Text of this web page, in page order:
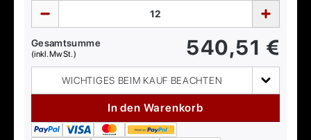
Gesamtsumme
(inkl. MwSt.) 540,51 €
WICHTIGES BEIM KAUF BEACHTEN
In den Warenkorb